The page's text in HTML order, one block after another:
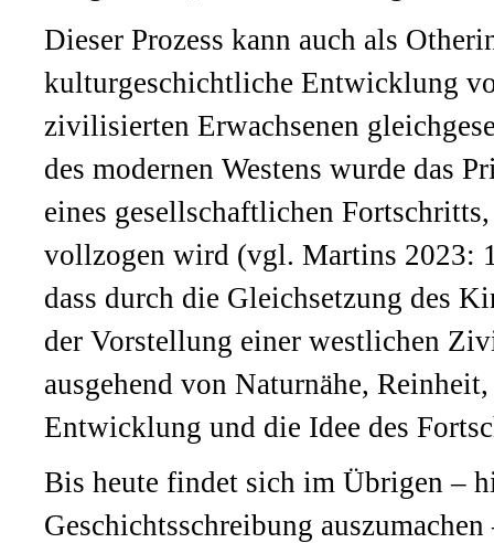
Dieser Prozess kann auch als
kulturgeschichtliche Entwicklung
zivilisierten Erwachsenen
des modernen Westens wurde das
eines gesellschaftlichen
vollzogen wird (vgl. Martins 2023:
dass durch die Gleichsetzung des
der Vorstellung einer westlichen
ausgehend von Naturnähe,
Entwicklung und die Idee des
Bis heute findet sich im Übrigen –
Geschichtsschreibung